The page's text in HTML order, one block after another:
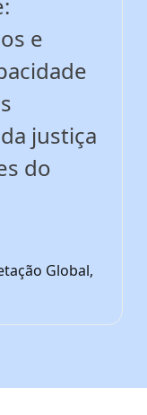
e
justiça
do
Global,